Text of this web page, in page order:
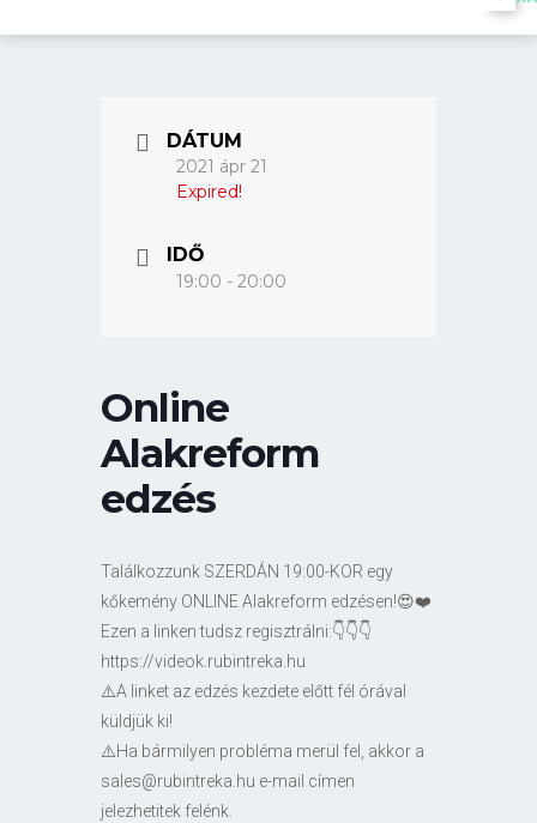
DÁTUM
2021 ápr 21
Expired!
IDŐ
19:00 - 20:00
Online
Alakreform
edzés
Találkozzunk SZERDÁN 19:00-KOR egy
kőkemény ONLINE Alakreform edzésen!😍❤️
Ezen a linken tudsz regisztrálni:👇👇👇
https://videok.rubintreka.hu
⚠️A linket az edzés kezdete előtt fél órával
küldjük ki!
⚠️Ha bármilyen probléma merül fel, akkor a
sales@rubintreka.hu e-mail címen
jelezhetitek felénk.